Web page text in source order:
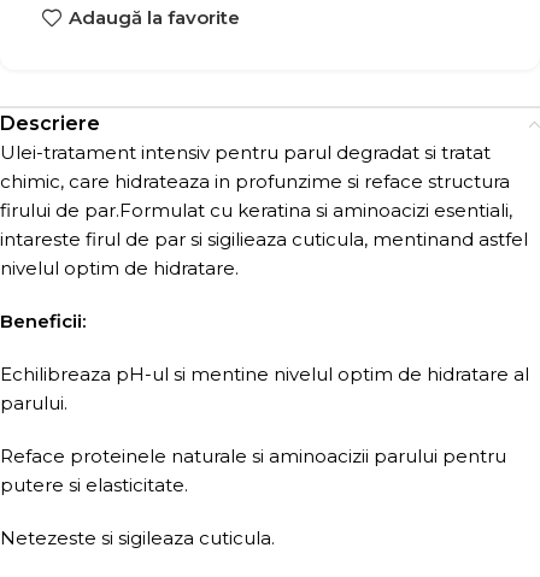
Adaugă la favorite
Descriere
Ulei-tratament intensiv pentru parul degradat si tratat
chimic, care hidrateaza in profunzime si reface structura
firului de par.Formulat cu keratina si aminoacizi esentiali,
intareste firul de par si sigilieaza cuticula, mentinand astfel
nivelul optim de hidratare.
Beneficii:
Echilibreaza pH-ul si mentine nivelul optim de hidratare al
parului.
Reface proteinele naturale si aminoacizii parului pentru
putere si elasticitate.
Netezeste si sigileaza cuticula.